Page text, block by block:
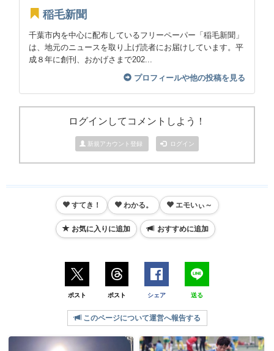
稲毛新聞
千葉市内を中心に配布しているフリーペーパー「稲毛新聞」
は、地元のニュースを取り上げ読者にお届けしています。平
成８年に創刊、おかげさまで202...
プロフィールや他の投稿を見る
ログインしてコメントしよう！
新規アカウント登録 ログイン
すてき！ わかる。 エモいぃ～
お気に入りに追加 おすすめに追加
ポスト ポスト シェア 送る
このページについて運営へ報告する